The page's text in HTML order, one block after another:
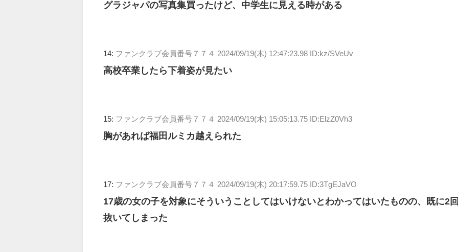
グラジャパの写真集買ったけど、中学生に見える時がある
14: ファンクラブ会員番号７７４ 2024/09/19(木) 12:47:23.98 ID:kz/SVeUv
高校卒業したら下着姿が見たい
15: ファンクラブ会員番号７７４ 2024/09/19(木) 15:05:13.75 ID:ElzZ0Vh3
胸があれば福田ルミカ越えられた
17: ファンクラブ会員番号７７４ 2024/09/19(木) 20:17:59.75 ID:3TgEJaVO
17歳の女の子を対象にそういうことしてはいけないとわかってはいたものの、既に2回
抜いてしまった